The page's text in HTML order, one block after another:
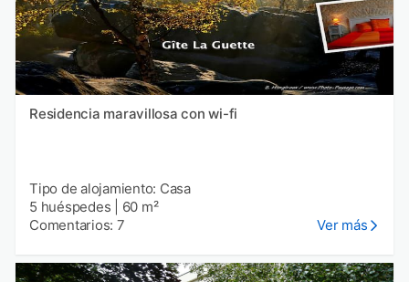
Residencia maravillosa con wi-fi
Tipo de alojamiento: Casa
5 huéspedes
60 m²
Comentarios: 7
Ver más